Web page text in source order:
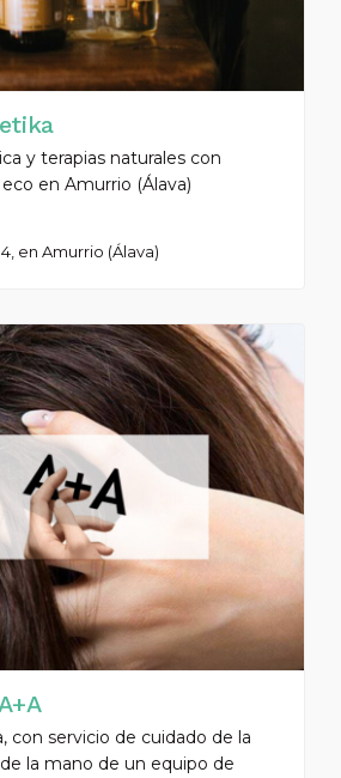
y terapias naturales con
en Amurrio (Álava)
en Amurrio (Álava)
con servicio de cuidado de la
la mano de un equipo de